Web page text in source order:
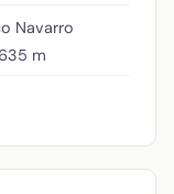
Navarro
m